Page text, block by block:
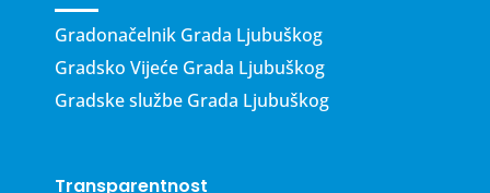
Gradonačelnik Grada Ljubuškog
Gradsko Vijeće Grada Ljubuškog
Gradske službe Grada Ljubuškog
Transparentnost